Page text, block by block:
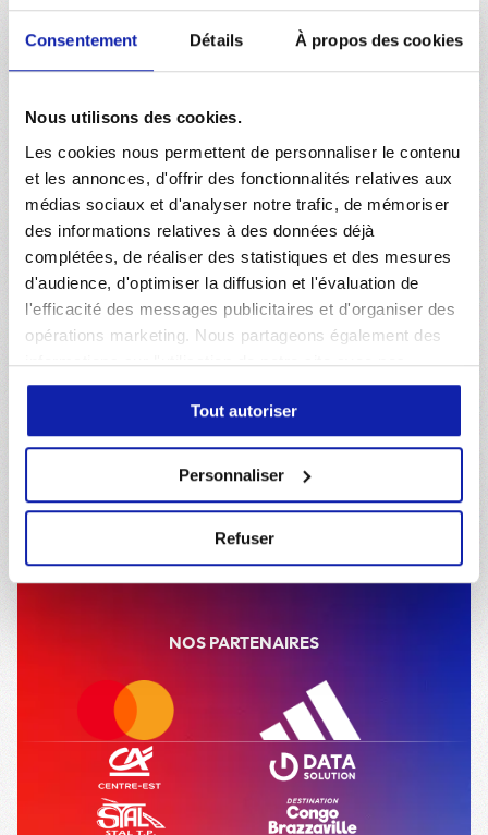
Consentement Détails À propos des cookies
Nous utilisons des cookies.
Les cookies nous permettent de personnaliser le contenu
et les annonces, d'offrir des fonctionnalités relatives aux
médias sociaux et d'analyser notre trafic, de mémoriser
des informations relatives à des données déjà
complétées, de réaliser des statistiques et des mesures
d'audience, d'optimiser la diffusion et l'évaluation de
l'efficacité des messages publicitaires et d'organiser des
opérations marketing. Nous partageons également des
informations sur l'utilisation de notre site avec nos
partenaires de médias sociaux, de publicité et d'analyse,
qui peuvent combiner celles-ci avec d'autres
informations que vous leur avez fournies ou qu'ils ont
collectées lors de votre utilisation de leurs services. Vous
rendant sur la pageDonnées Personnellesà tout
Tout autoriser
Personnaliser
Refuser
Le calendrier de la saison 2026-2027
CLUB 01 JUILLET 2026
Soldes : Dernière démarque jusqu'à -60 %
1 2 3 4 … 25
Accueil Actualités
NOS PARTENAIRES